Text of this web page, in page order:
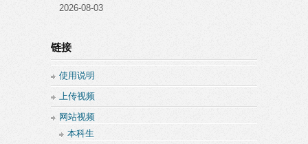
2026-08-03
链接
使用说明
上传视频
网站视频
本科生